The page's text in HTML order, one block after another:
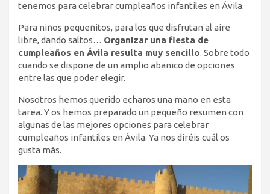
tenemos para celebrar cumpleaños infantiles en Ávila.
Para niños pequeñitos, para los que disfrutan al aire
libre, dando saltos… Organizar una fiesta de
cumpleaños en Ávila resulta muy sencillo. Sobre todo
cuando se dispone de un amplio abanico de opciones
entre las que poder elegir.
Nosotros hemos querido echaros una mano en esta
tarea. Y os hemos preparado un pequeño resumen con
algunas de las mejores opciones para celebrar
cumpleaños infantiles en Ávila. Ya nos diréis cuál os
gusta más.